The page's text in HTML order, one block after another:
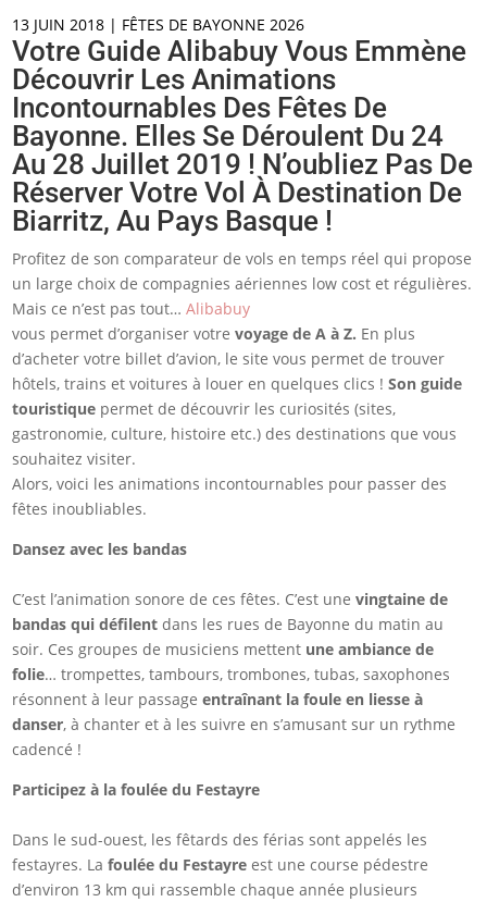
13 JUIN 2018 | FÊTES DE BAYONNE 2026
Votre Guide Alibabuy Vous Emmène
Découvrir Les Animations
Incontournables Des Fêtes De
Bayonne. Elles Se Déroulent Du 24
Au 28 Juillet 2019 ! N’oubliez Pas De
Réserver Votre Vol À Destination De
Biarritz, Au Pays Basque !
Profitez de son comparateur de vols en temps réel qui propose
un large choix de compagnies aériennes low cost et régulières.
Mais ce n’est pas tout…Alibabuy
vous permet d’organiser votrevoyage de A à Z. En plus
d’acheter votre billet d’avion, le site vous permet de trouver
hôtels, trains et voitures à louer en quelques clics !Son guide
touristique permet de découvrir les curiosités (sites,
gastronomie, culture, histoire etc.) des destinations que vous
souhaitez visiter.
Alors, voici les animations incontournables pour passer des
fêtes inoubliables.
Dansez avec les bandas
C’est l’animation sonore de ces fêtes. C’est unevingtaine de
bandas qui défilent dans les rues de Bayonne du matin au
soir. Ces groupes de musiciens mettent une ambiance de
folie… trompettes, tambours, trombones, tubas, saxophones
résonnent à leur passageentraînant la foule en liesse à
danser, à chanter et à les suivre en s’amusant sur un rythme
cadencé !
Participez à la foulée du Festayre
Dans le sud-ouest, les fêtards des férias sont appelés les
festayres. Lafoulée du Festayre est une course pédestre
d’environ 13 km qui rassemble chaque année plusieurs